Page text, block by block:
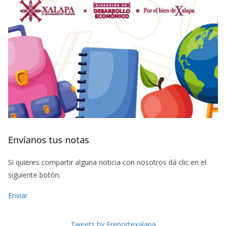
Envíanos tus notas
Si quieres compartir alguna noticia con nosotros dá clic en el
siguiente botón.
Enviar